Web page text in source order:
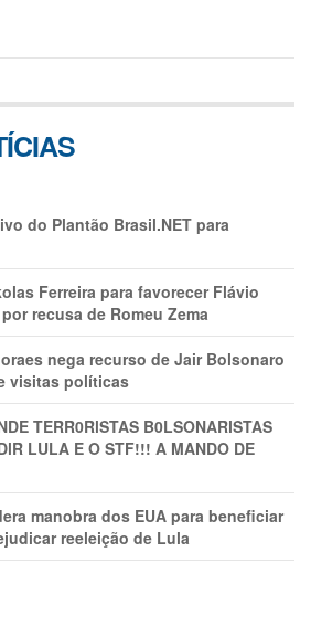
do Plantão Brasil.NET para
Ferreira para favorecer Flávio
recusa de Romeu Zema
nega recurso de Jair Bolsonaro
visitas políticas
TERR0RlSTAS B0LSONARlSTAS
LULA E O STF!!! A MANDO DE
manobra dos EUA para beneficiar
reeleição de Lula